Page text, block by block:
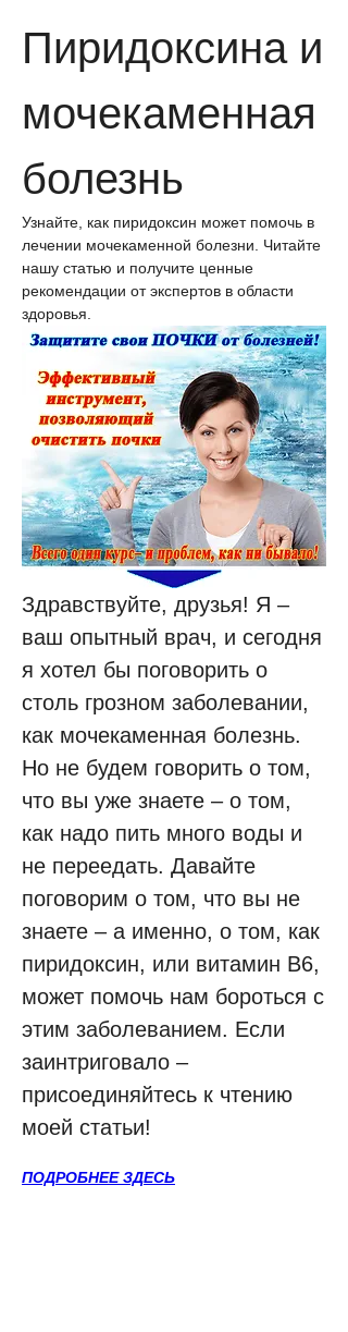
Пиридоксина и
мочекаменная
болезнь
Узнайте, как пиридоксин может помочь в
лечении мочекаменной болезни. Читайте
нашу статью и получите ценные
рекомендации от экспертов в области
здоровья.
Здравствуйте, друзья! Я –
ваш опытный врач, и сегодня
я хотел бы поговорить о
столь грозном заболевании,
как мочекаменная болезнь.
Но не будем говорить о том,
что вы уже знаете – о том,
как надо пить много воды и
не переедать. Давайте
поговорим о том, что вы не
знаете – а именно, о том, как
пиридоксин, или витамин B6,
может помочь нам бороться с
этим заболеванием. Если
заинтриговало –
присоединяйтесь к чтению
моей статьи!
ПОДРОБНЕЕ ЗДЕСЬ